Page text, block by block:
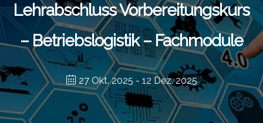
Lehrabschluss Vorbereitungskurs
– Betriebslogistik – Fachmodule
27 Okt. 2025 - 12 Dez. 2025